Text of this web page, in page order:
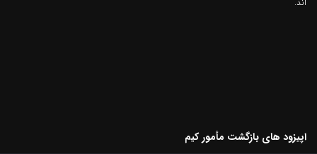
اپیزود های بازگشت مأمور کیم